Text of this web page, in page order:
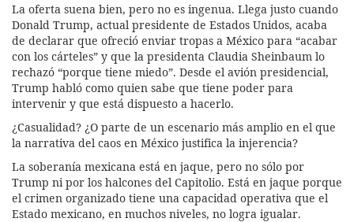
La oferta suena bien, pero no es ingenua. Llega justo cuando
Donald Trump, actual presidente de Estados Unidos, acaba
de declarar que ofreció enviar tropas a México para “acabar
con los cárteles” y que la presidenta Claudia Sheinbaum lo
rechazó “porque tiene miedo”. Desde el avión presidencial,
Trump habló como quien sabe que tiene poder para
intervenir y que está dispuesto a hacerlo.
¿Casualidad? ¿O parte de un escenario más amplio en el que
la narrativa del caos en México justifica la injerencia?
La soberanía mexicana está en jaque, pero no sólo por
Trump ni por los halcones del Capitolio. Está en jaque porque
el crimen organizado tiene una capacidad operativa que el
Estado mexicano, en muchos niveles, no logra igualar.